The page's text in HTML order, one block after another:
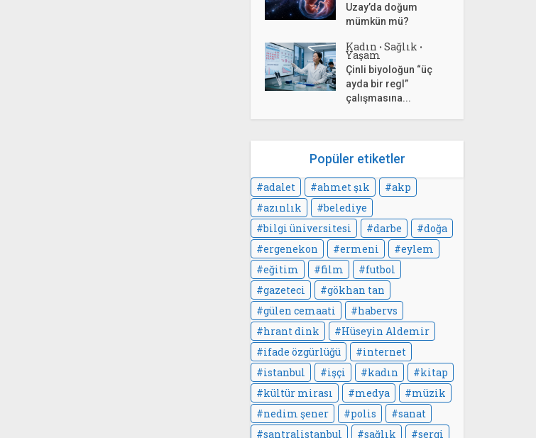
Uzay’da doğum
mümkün mü?
Kadın • Sağlık •
Yaşam
Çinli biyoloğun “üç
ayda bir regl”
çalışmasına...
Popüler etiketler
adalet ahmet şık
akp
azınlık
belediye
bilgi üniversitesi
darbe
doğa
ergenekon
ermeni
eylem
eğitim
film
futbol
gazeteci
gökhan tan
gülen cemaati
habervs
hrant dink
Hüseyin Aldemir
ifade özgürlüğü
internet
istanbul
işçi kadın
kitap
kültür mirası
medya
müzik
nedim şener
polis
sanat
santralistanbul
sağlık sergi